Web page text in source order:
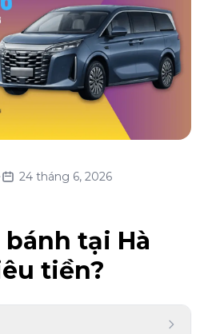
· 24 tháng 6, 2026
bánh tại Hà
tiền?